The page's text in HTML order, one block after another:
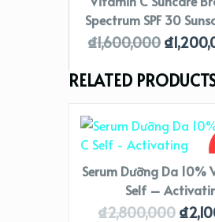
Spectrum SPF 30
₫1,600,000₫
RELATED
Serum Dưỡng Da 10%
Self –
₫2,800,000 ₫